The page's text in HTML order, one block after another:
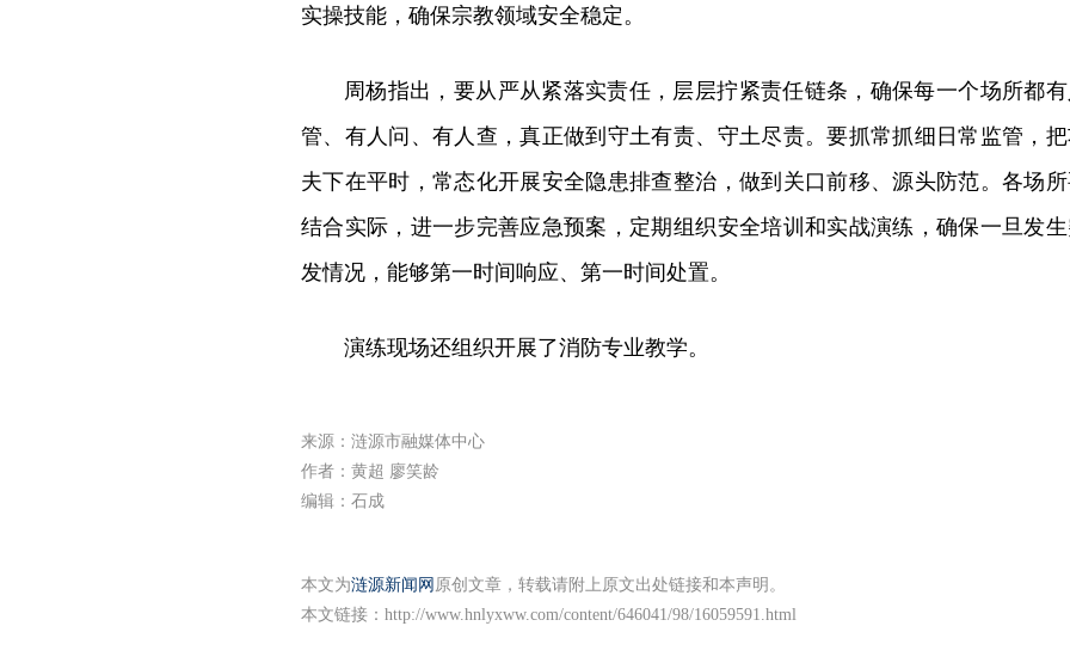
实操技能，确保宗教领域安全稳定。
周杨指出，要从严从紧落实责任，层层拧紧责任链条，确保每一个场所都
管、有人问、有人查，真正做到守土有责、守土尽责。要抓常抓细日常监管，
夫下在平时，常态化开展安全隐患排查整治，做到关口前移、源头防范。各场
结合实际，进一步完善应急预案，定期组织安全培训和实战演练，确保一旦发
发情况，能够第一时间响应、第一时间处置。
演练现场还组织开展了消防专业教学。
来源：涟源市融媒体中心
作者：黄超 廖笑龄
编辑：石成
本文为涟源新闻网 原创文章，转载请附上原文出处链接和本声明。
本文链接： http://www.hnlyxww.com/content/646041/98/16059591.html